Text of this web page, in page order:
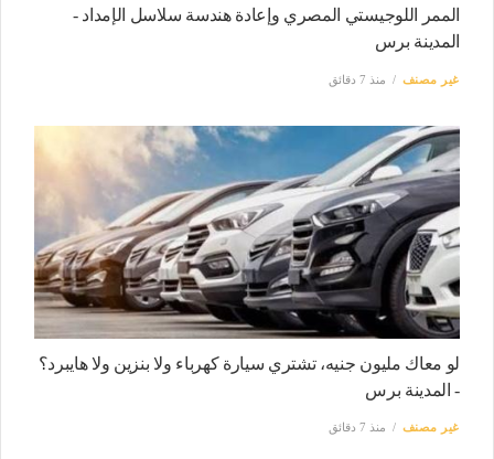
الممر اللوجيستي المصري وإعادة هندسة سلاسل الإمداد -
المدينة برس
غير مصنف منذ 7 دقائق
لو معاك مليون جنيه، تشتري سيارة كهرباء ولا بنزين ولا هايبرد؟
- المدينة برس
غير مصنف منذ 7 دقائق